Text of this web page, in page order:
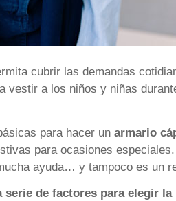
cubrir las demandas
vestir a los niños y niñas
para hacer unarmario
para ocasiones
ayuda… y tampoco es un
serie de factores para elegir la